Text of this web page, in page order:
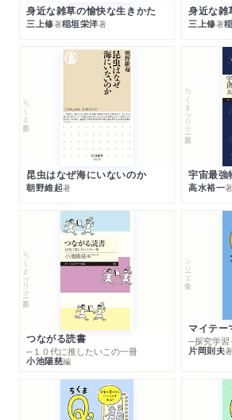
身近な雑草の愉快な生きかた
三上修著稲垣栄洋著
身近な雑
三上修著
ちくま新書
昆虫はなぜ海にいないのか
朝野維起著
ちくまプリマー新書
宇宙最強
高水裕一著
ちくまプリマー新書
つながる読書
─１０代に推したいこの一冊
小池陽慈編
シリーズ・全集
マイテー
─探究学習
片岡則夫著